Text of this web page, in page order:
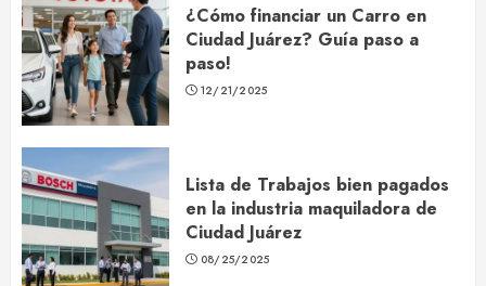
¿Cómo financiar un Carro en
Ciudad Juárez? Guía paso a
paso!
12/21/2025
Lista de Trabajos bien pagados
en la industria maquiladora de
Ciudad Juárez
08/25/2025